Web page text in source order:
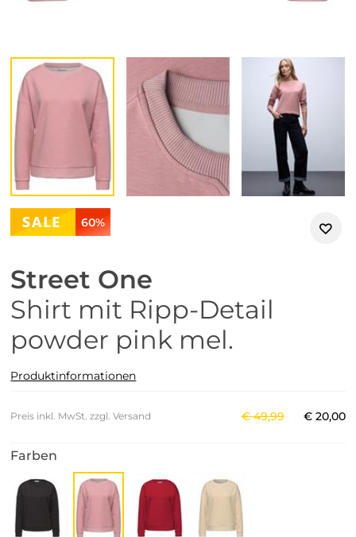
60%
Street One
Shirt mit Ripp-Detail
powder pink mel.
Produktinformationen
Preis inkl. MwSt. zzgl. Versand €49,99 € 20,00
Farben